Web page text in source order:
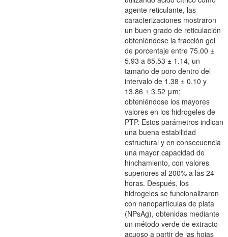
agente reticulante, las
caracterizaciones mostraron
un buen grado de reticulación
obteniéndose la fracción gel
de porcentaje entre 75.00 ±
5.93 a 85.53 ± 1.14, un
tamaño de poro dentro del
intervalo de 1.38 ± 0.10 y
13.86 ± 3.52 μm;
obteniéndose los mayores
valores en los hidrogeles de
PTP. Estos parámetros indican
una buena estabilidad
estructural y en consecuencia
una mayor capacidad de
hinchamiento, con valores
superiores al 200% a las 24
horas. Después, los
hidrogeles se funcionalizaron
con nanopartículas de plata
(NPsAg), obtenidas mediante
un método verde de extracto
acuoso a partir de las hojas